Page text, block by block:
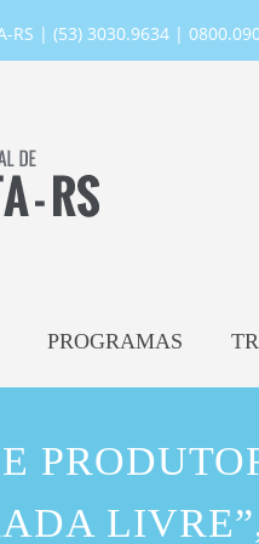
RS | (53) 3030.9634 |
PROGRAMAS